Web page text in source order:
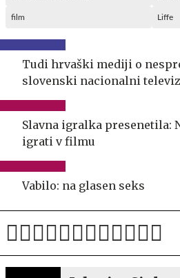
film Liffe
Tudi hrvaški mediji o
slovenski nacionalni
Slavna igralka presenetila:
igrati v filmu
Vabilo: na glasen seks